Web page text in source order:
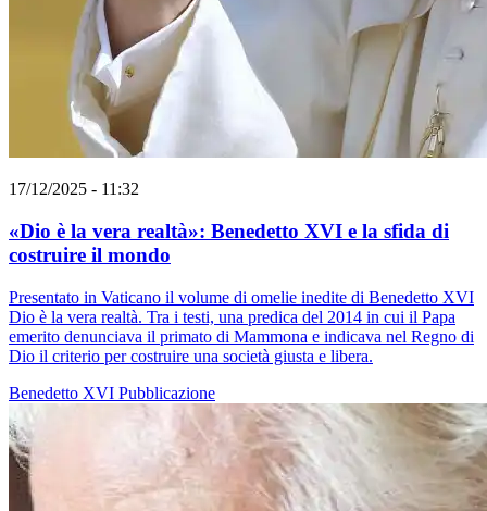
17/12/2025 - 11:32
«Dio è la vera realtà»: Benedetto XVI e la sfida di
costruire il mondo
Presentato in Vaticano il volume di omelie inedite di Benedetto XVI
Dio è la vera realtà. Tra i testi, una predica del 2014 in cui il Papa
emerito denunciava il primato di Mammona e indicava nel Regno di
Dio il criterio per costruire una società giusta e libera.
Benedetto XVI Pubblicazione